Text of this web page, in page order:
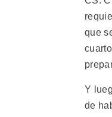
que
Y
de